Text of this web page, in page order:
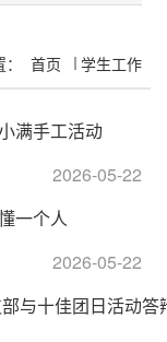
首页 学生工作
满手工活动
2026-05-22
一个人
2026-05-22
与十佳团日活动答